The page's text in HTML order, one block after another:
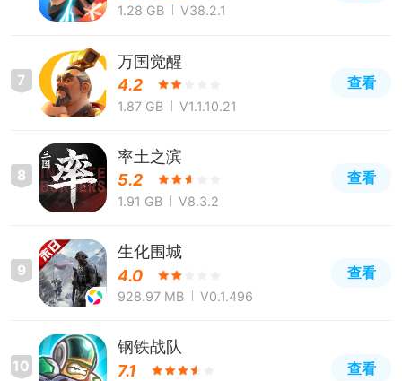
1.28 GB V38.2.1
7
万国觉醒
4.2
1.87 GB V1.1.10.21
查看
8
率土之滨
5.2
1.91 GB V8.3.2
查看
9
生化围城
4.0
928.97 MB V0.1.496
查看
10
钢铁战队
7.1
查看